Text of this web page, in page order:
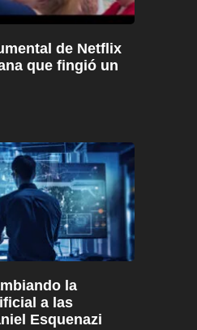
de Netflix
que fingió un
la
a las
Esquenazi